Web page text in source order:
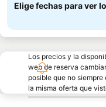
Elige fechas para ver
Los precios y la
web de reserva
posible que no
la misma oferta que